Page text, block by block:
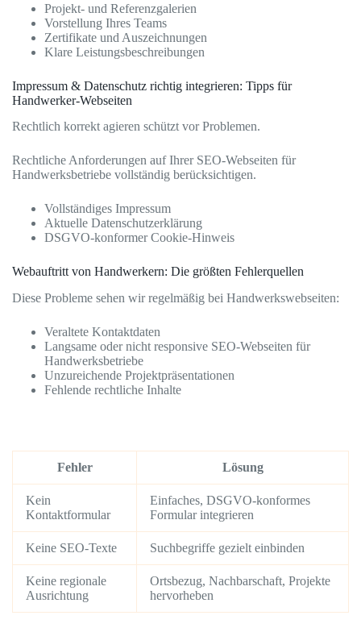
Projekt- und Referenzgalerien
Vorstellung Ihres Teams
Zertifikate und Auszeichnungen
Klare Leistungsbeschreibungen
Impressum & Datenschutz richtig integrieren: Tipps für
Handwerker-Webseiten
Rechtlich korrekt agieren schützt vor Problemen.
Rechtliche Anforderungen auf Ihrer SEO-Webseiten für
Handwerksbetriebe vollständig berücksichtigen.
Vollständiges Impressum
Aktuelle Datenschutzerklärung
DSGVO-konformer Cookie-Hinweis
Webauftritt von Handwerkern: Die größten Fehlerquellen
Diese Probleme sehen wir regelmäßig bei Handwerkswebseiten:
Veraltete Kontaktdaten
Langsame oder nicht responsive SEO-Webseiten für
Handwerksbetriebe
Unzureichende Projektpräsentationen
Fehlende rechtliche Inhalte
Fehler Lösung
Kein
Kontaktformular
Einfaches, DSGVO-konformes
Formular integrieren
Keine SEO-Texte Suchbegriffe gezielt einbinden
Keine regionale
Ausrichtung
Ortsbezug, Nachbarschaft, Projekte
hervorheben